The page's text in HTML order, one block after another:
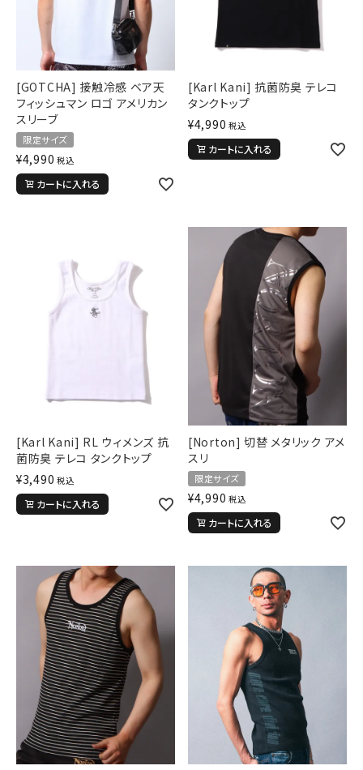
[GOTCHA] 接触冷感 ベア天
フィッシュマン ロゴ アメリカン
スリーブ
限定サイズ
¥4,990 税込
カートに入れる
[Karl Kani] 抗菌防臭 テレコ
タンクトップ
¥4,990 税込
カートに入れる
[Karl Kani] RL ウィメンズ 抗
菌防臭 テレコ タンクトップ
¥3,490 税込
カートに入れる
[Norton] 切替 メタリック アメ
スリ
限定サイズ
¥4,990 税込
カートに入れる